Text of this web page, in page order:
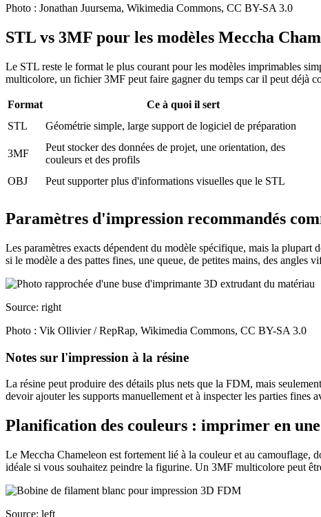
Photo : Jonathan Juursema, Wikimedia Commons, CC BY-SA 3.0
STL vs 3MF pour les modèles Meccha
Le STL reste le format le plus courant pour les modèles imprimables
multicolore, un fichier 3MF peut faire gagner du temps car il peut déjà
Format Ce à quoi il sert
STL
Géométrie simple, large support de logiciel de préparation
3MF
Peut stocker des données de projet, une orientation, des
couleurs et des profils
OBJ
Peut supporter plus d'informations visuelles que le STL
Paramètres d'impression recommandés
Les paramètres exacts dépendent du modèle spécifique, mais la
si le modèle a des pattes fines, une queue, de petites mains, des angles
Source: right
Photo : Vik Ollivier / RepRap, Wikimedia Commons, CC BY-SA 3.0
Notes sur l'impression à la résine
La résine peut produire des détails plus nets que la FDM, mais
devoir ajouter les supports manuellement et à inspecter les parties fines
Planification des couleurs : imprimer en
Le Meccha Chameleon est fortement lié à la couleur et au camouflage,
idéale si vous souhaitez peindre la figurine. Un 3MF multicolore peut
Source: left